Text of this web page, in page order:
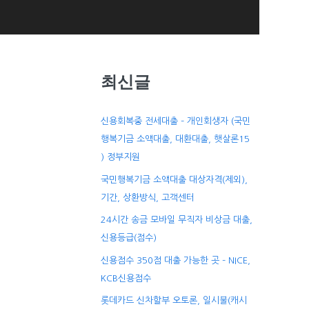
최신글
신용회복중 전세대출 – 개인회생자 (국민
행복기금 소액대출, 대환대출, 햇살론15
) 정부지원
국민행복기금 소액대출 대상자격(제외),
기간, 상환방식, 고객센터
24시간 송금 모바일 무직자 비상금 대출,
신용등급(점수)
신용점수 350점 대출 가능한 곳 – NICE,
KCB신용점수
롯데카드 신차할부 오토론, 일시불(캐시